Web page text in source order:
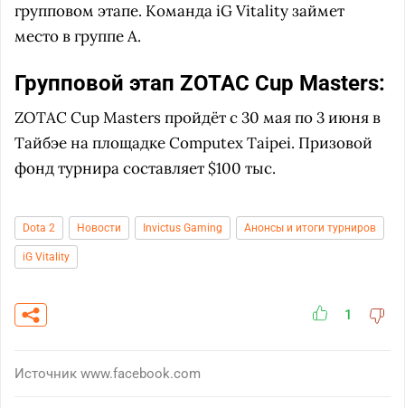
групповом этапе. Команда iG Vitality займет
место в группе A.
Групповой этап ZOTAC Cup Masters:
ZOTAC Cup Masters пройдёт с 30 мая по 3 июня в
Тайбэе на площадке Computex Taipei. Призовой
фонд турнира составляет $100 тыс.
Dota 2 Новости Invictus Gaming Анонсы и итоги турниров
iG Vitality
1
Источник www.facebook.com